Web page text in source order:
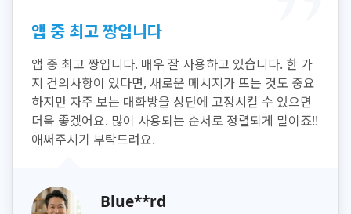
앱 중 최고 짱입니다
앱 중 최고 짱입니다. 매우 잘 사용하고 있습니다. 한 가
지 건의사항이 있다면, 새로운 메시지가 뜨는 것도 중요
하지만 자주 보는 대화방을 상단에 고정시킬 수 있으면
더욱 좋겠어요. 많이 사용되는 순서로 정렬되게 말이죠!!
애써주시기 부탁드려요.
Blue**rd